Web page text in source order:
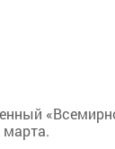
марта.